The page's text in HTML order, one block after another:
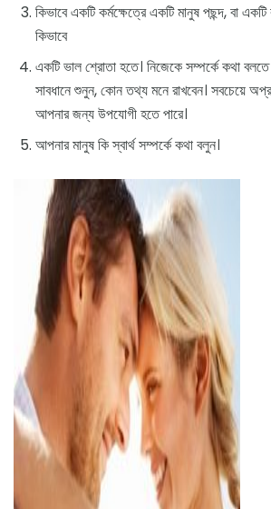
কিভাবে একটি কর্মক্ষেত্রে একটি মানুষ পছন্দ, বা
কিভাবে
একটি ভাল শ্রোতা হতে। নিজেকে সম্পর্কে কথা বলতে
সাবধানে শুনুন, কোন তথ্য মনে রাখবেন। সবচেয়ে
আপনার জন্য উপযোগী হতে পারে।
আপনার মানুষ কি স্বার্থ সম্পর্কে কথা বলুন।
ad